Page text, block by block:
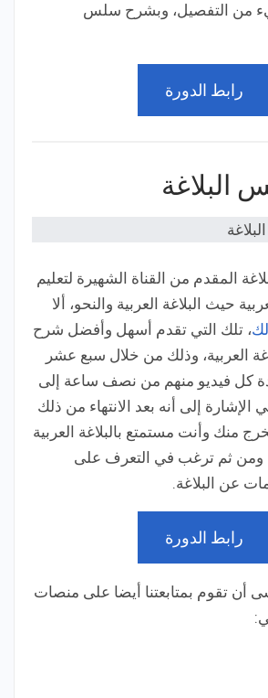
من التفصيل، وبشرح سلس
رابط الدورة
البلاغة
المقدم من القناة الشهيرة لتعليم
حيث البلاغة العربية والنحو، ألا
، تلك التي تقدم أسهل وأفضل شرح
العربية، وذلك من خلال سبع عشر
كل فيديو منهم من نصف ساعة إلى
الإشارة إلى أنه بعد الانتهاء من ذلك
منك وأنت مستمتع بالبلاغة العربية
ومن ثم ترغب في التعرف على
عن البلاغة.
رابط الدورة
أن تقوم بمتابعتنا أيضا على منصات